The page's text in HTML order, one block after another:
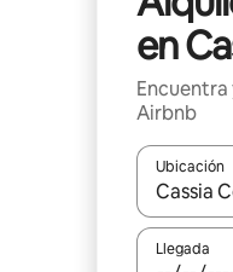
en
Encuentra
Airbnb
Ubicación
Cuando
Llegada